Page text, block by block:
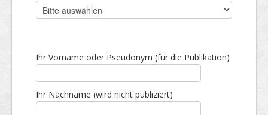
Ihr Vorname oder Pseudonym (für die Publikation)
Ihr Nachname (wird nicht publiziert)